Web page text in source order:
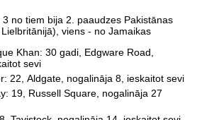
no tiem bija 2. paaudzes Pakistānas
viens - no Jamaikas
Khan: 30 gadi, Edgware Road,
sevi
22, Aldgate, nogalināja 8, ieskaitot sevi
19, Russell Square, nogalināja 27